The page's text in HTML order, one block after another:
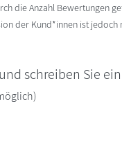
die Anzahl Bewertungen
der Kund*innen ist
schreiben Sie